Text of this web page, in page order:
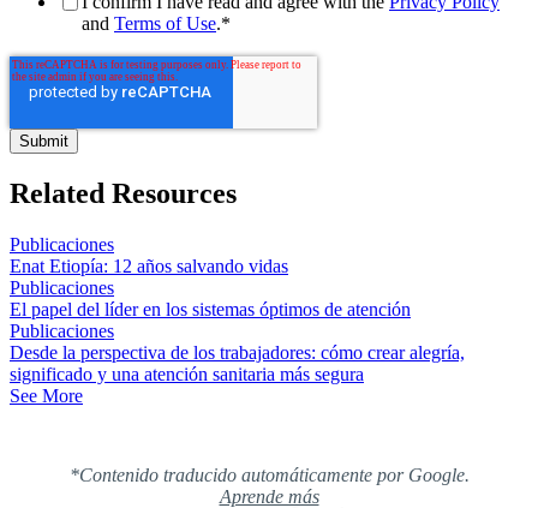
and Terms of Use.*
Related Resources
Publicaciones
Enat Etiopía: 12 años salvando vidas
Publicaciones
El papel del líder en los sistemas óptimos de atención
Publicaciones
Desde la perspectiva de los trabajadores: cómo crear alegría,
significado y una atención sanitaria más segura
See More
*Contenido traducido automáticamente por Google.
Aprende más